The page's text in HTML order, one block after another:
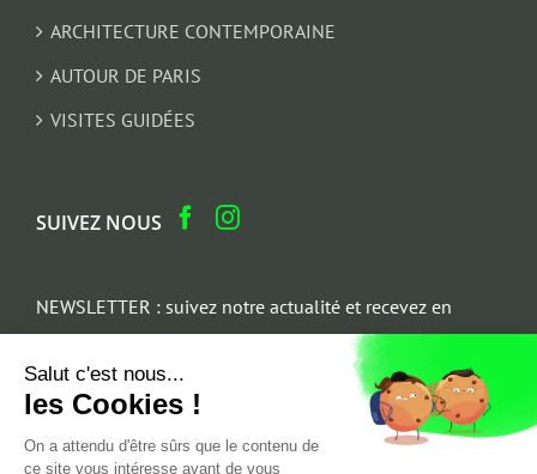
ARCHITECTURE CONTEMPORAINE
AUTOUR DE PARIS
VISITES GUIDÉES
SUIVEZ NOUS
NEWSLETTER : suivez notre actualité et recevez en
cadeau un parcours architectural du Marais
Email
Salut c'est nous...
les Cookies !
On a attendu d'être sûrs que le contenu de
ce site vous intéresse avant de vous